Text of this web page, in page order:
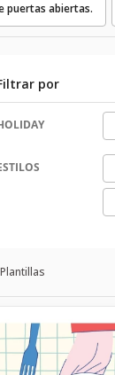
puertas abiertas.
por